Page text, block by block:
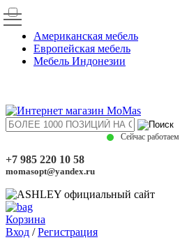
Американская мебель
Европейская мебель
Мебель Индонезии
Сейчас работаем
+7 985 220 10 58
momasopt@yandex.ru
Корзина
Вход /Регистрация